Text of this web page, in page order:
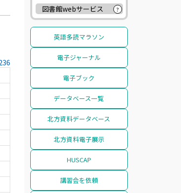
図書館webサービス ?
英語多読マラソン
電子ジャーナル
電子ブック
データベース一覧
北方資料データベース
北方資料電子展示
HUSCAP
講習会を依頼